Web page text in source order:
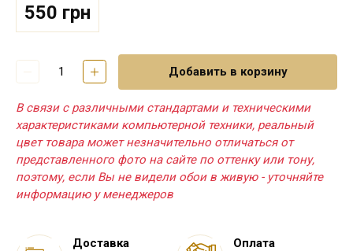
550 грн
Добавить в корзину
В связи с различными стандартами и техническими
характеристиками компьютерной техники, реальный
цвет товара может незначительно отличаться от
представленного фото на сайте по оттенку или тону,
поэтому, если Вы не видели обои в живую - уточняйте
информацию у менеджеров
Доставка Оплата